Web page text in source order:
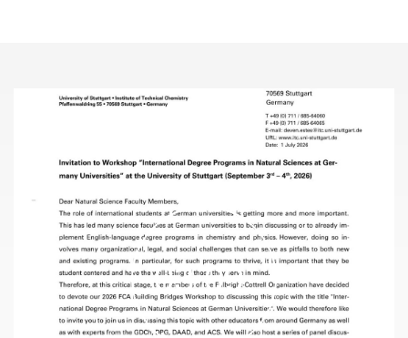
03.09.